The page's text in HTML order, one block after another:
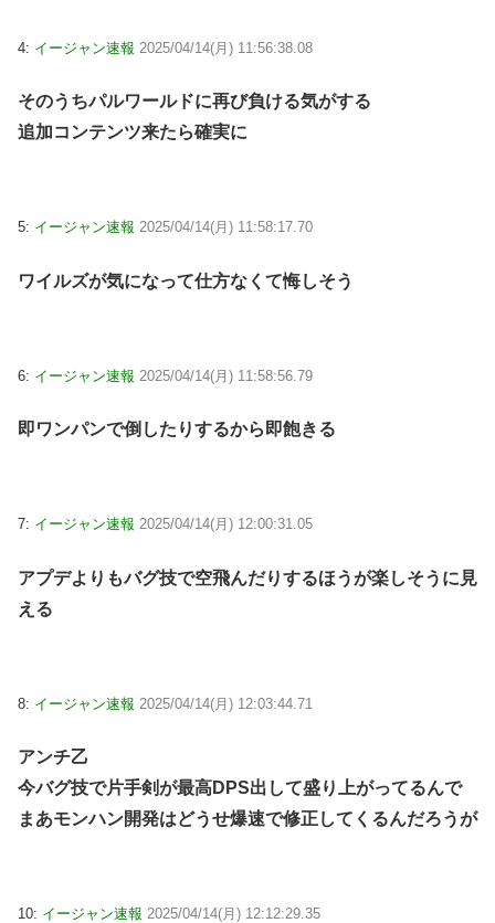
4: イージャン速報 2025/04/14(月) 11:56:38.08
そのうちパルワールドに再び負ける気がする
追加コンテンツ来たら確実に
5: イージャン速報 2025/04/14(月) 11:58:17.70
ワイルズが気になって仕方なくて悔しそう
6: イージャン速報 2025/04/14(月) 11:58:56.79
即ワンパンで倒したりするから即飽きる
7: イージャン速報 2025/04/14(月) 12:00:31.05
アプデよりもバグ技で空飛んだりするほうが楽しそうに見
える
8: イージャン速報 2025/04/14(月) 12:03:44.71
アンチ乙
今バグ技で片手剣が最高DPS出して盛り上がってるんで
まあモンハン開発はどうせ爆速で修正してくるんだろうが
10: イージャン速報 2025/04/14(月) 12:12:29.35